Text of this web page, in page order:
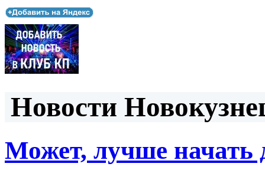
Новости
Может, лучше начать